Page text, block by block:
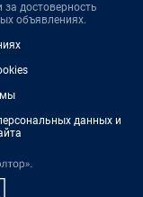
за достоверность
объявлениях.
данных и